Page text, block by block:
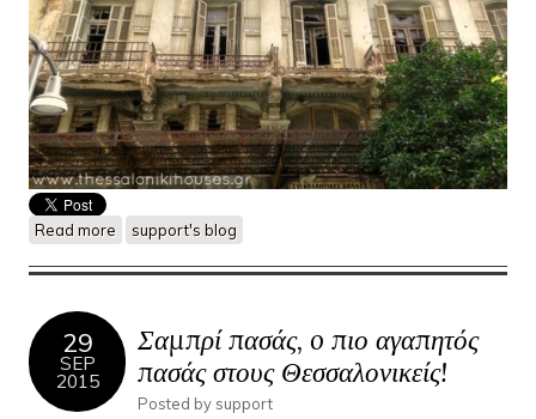
Read more about Η στοά Τάττη..
support's blog
29
SEP
2015
Σαμπρί πασάς, o πιο αγαπητός
πασάς στους Θεσσαλονικείς!
Posted by support